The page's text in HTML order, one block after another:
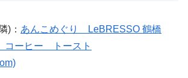
)： あんこめぐり LeBRESSO 鶴橋
ーヒー トースト